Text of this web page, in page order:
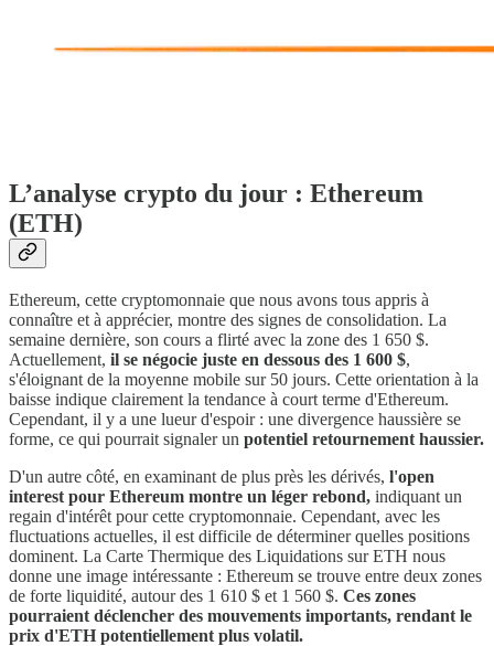
L’analyse crypto du jour : Ethereum
(ETH)
Ethereum, cette cryptomonnaie que nous avons tous appris à
connaître et à apprécier, montre des signes de consolidation. La
semaine dernière, son cours a flirté avec la zone des 1 650 $.
Actuellement, il se négocie juste en dessous des 1 600 $,
s'éloignant de la moyenne mobile sur 50 jours. Cette orientation à la
baisse indique clairement la tendance à court terme d'Ethereum.
Cependant, il y a une lueur d'espoir : une divergence haussière se
forme, ce qui pourrait signaler un potentiel retournement haussier.
D'un autre côté, en examinant de plus près les dérivés, l'open
interest pour Ethereum montre un léger rebond, indiquant un
regain d'intérêt pour cette cryptomonnaie. Cependant, avec les
fluctuations actuelles, il est difficile de déterminer quelles positions
dominent. La Carte Thermique des Liquidations sur ETH nous
donne une image intéressante : Ethereum se trouve entre deux zones
de forte liquidité, autour des 1 610 $ et 1 560 $. Ces zones
pourraient déclencher des mouvements importants, rendant le
prix d'ETH potentiellement plus volatil.